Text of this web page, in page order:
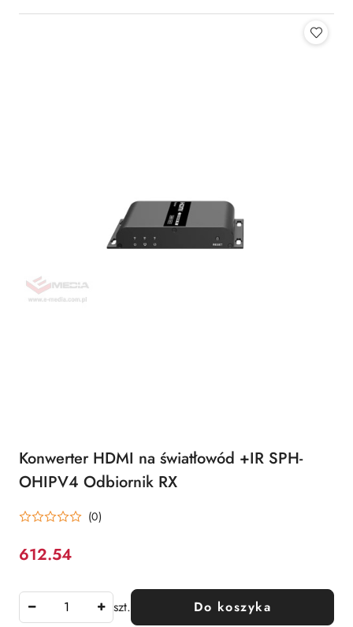
Konwerter HDMI na światłowód +IR SPH-
OHIPV4 Odbiornik RX
(0)
Cena:
612.54
szt. Do koszyka